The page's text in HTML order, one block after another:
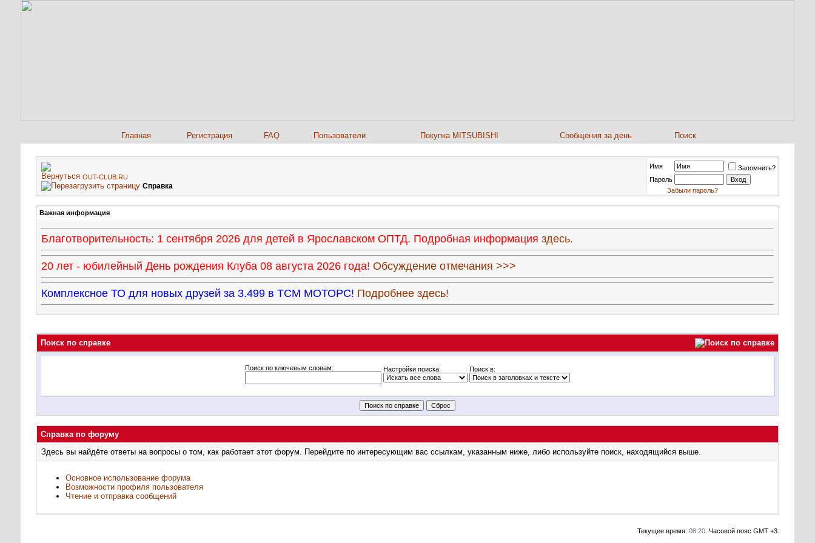
Главная Регистрация FAQ Пользователи Покупка MITSUBISHI Сообщения за день Поиск
OUT-CLUB.RU
Справка
Имя
Запомнить?
Пароль
Забыли пароль?
Важная информация
Благотворительность: 1 сентября 2026 для детей в Ярославском ОПТД. Подробная информация здесь.
20 лет - юбилейный День рождения Клуба 08 августа 2026 года! Обсуждение отмечания >>>
Комплексное ТО для новых друзей за 3.499 в ТСМ МОТОРС! Подробнее здесь!
Поиск по справке
Поиск по ключевым словам: Настройки поиска: Поиск в:
Справка по форуму
Здесь вы найдёте ответы на вопросы о том, как работает этот форум. Перейдите по интересующим вас ссылкам, указанным ниже, либо используйте поиск, находящийся выше.
Основное использование форума
Возможности профиля пользователя
Чтение и отправка сообщений
Текущее время: 08:20 . Часовой пояс GMT +3.